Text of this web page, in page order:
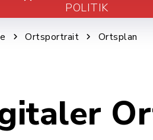
POLITIK
Ortsportrait Ortsplan